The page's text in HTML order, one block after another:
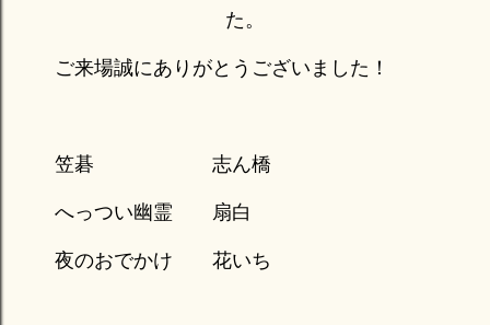
た。
ご来場誠にありがとうございました！
笠碁 志ん橋
へっつい幽霊 扇白
夜のおでかけ 花いち